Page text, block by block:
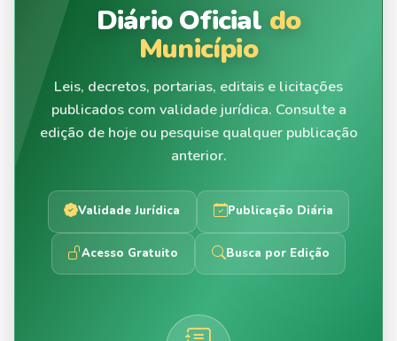
Diário Oficial do
Município
Leis, decretos, portarias, editais e licitações
publicados com validade jurídica. Consulte a
edição de hoje ou pesquise qualquer publicação
anterior.
Validade Jurídica Publicação Diária
Acesso Gratuito Busca por Edição